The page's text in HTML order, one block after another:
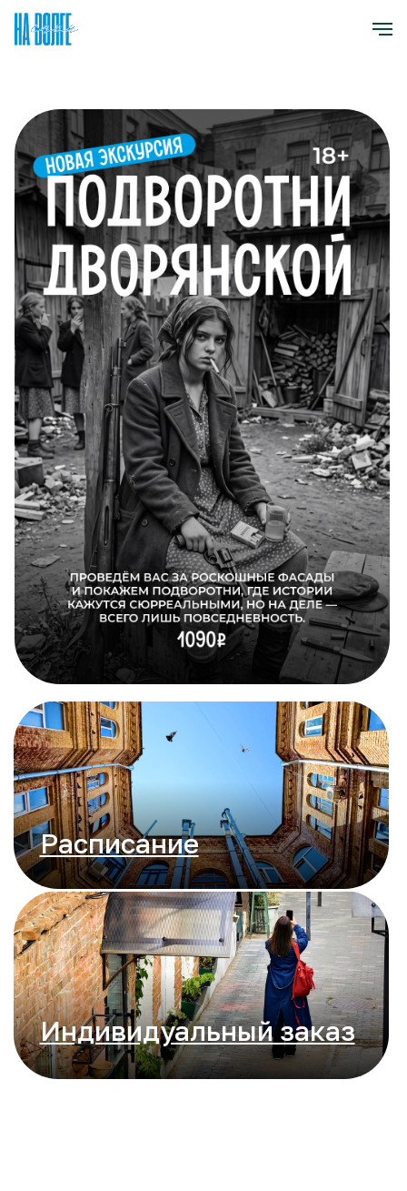
Расписание
Индивидуальный заказ
ПОДБОРКИ